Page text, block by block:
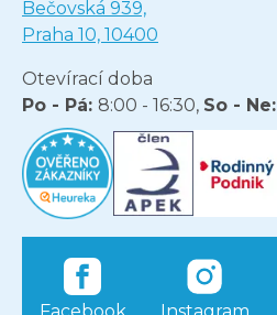
Bečovská 939,
Praha 10, 10400
Otevírací doba
Po - Pá: 8:00 - 16:30, So - Ne: